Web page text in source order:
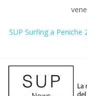
SUP Surfing a Peniche
AirSUP a Gallico:
Gallico Paddle Fest
del SUP
Porto Selvaggio, a
prevenzione